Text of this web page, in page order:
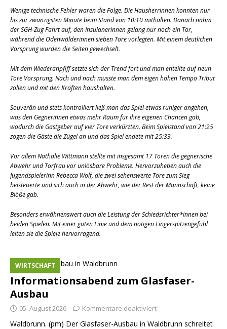
Wenige technische Fehler waren die Folge. Die Hausherrinnen konnten nur
bis zur zwanzigsten Minute beim Stand von 10:10 mithalten. Danach nahm
der SGH-Zug Fahrt auf, den Insulanerinnen gelang nur noch ein Tor,
während die Odenwälderinnen sieben Tore vorlegten. Mit einem deutlichen
Vorsprung wurden die Seiten gewechselt.
Mit dem Wiederanpfiff setzte sich der Trend fort und man enteilte auf neun
Tore Vorsprung. Nach und nach musste man dem eigen hohen Tempo Tribut
zollen und mit den Kräften haushalten.
Souverän und stets kontrolliert ließ man das Spiel etwas ruhiger angehen,
was den Gegnerinnen etwas mehr Raum für ihre eigenen Chancen gab,
wodurch die Gastgeber auf vier Tore verkürzten. Beim Spielstand von 21:25
zogen die Gäste die Zügel an und das Spiel endete mit 25:33.
Vor allem Nathalie Wittmann stellte mit insgesamt 17 Toren die gegnerische
Abwehr und Torfrau vor unlösbare Probleme. Hervorzuheben auch die
Jugendspielerinn Rebecca Wolf, die zwei sehenswerte Tore zum Sieg
beisteuerte und sich auch in der Abwehr, wie der Rest der Mannschaft, keine
Blöße gab.
Besonders erwähnenswert auch die Leistung der Schiedsrichter*innen bei
beiden Spielen. Mit einer guten Linie und dem nötigen Fingerspitzengefühl
leiten sie die Spiele hervorragend.
Informationsabend zum Glasfaser-
Ausbau
WIRTSCHAFT
05. August 2026 Kommentare deaktiviert
Waldbrunn. (pm) Der Glasfaser-Ausbau in Waldbrunn schreitet